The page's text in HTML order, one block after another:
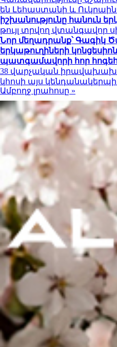
են Լեհաստանի և
իշխանությունը հանուն
թույլ տրվող վտանգավոր
Նոր մեղադրանք՝ Գագիկ
երկաթուղիների
պատգամավորի հոր
38 վարչական
կհոսի այս
Ամբողջ լրահոսը »